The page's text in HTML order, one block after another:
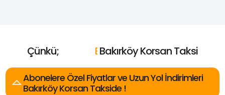
Çünkü; uz
Bakırköy Korsan Taksi
Abonelere Özel Fiyatlar ve Uzun Yol İndirimleri
Bakırköy Korsan Takside !